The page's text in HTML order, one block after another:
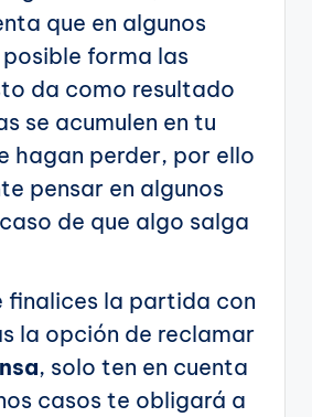
que en algunos
forma las
da como resultado
se acumulen en tu
hagan perder, por ello
pensar en algunos
de que algo salga
finalices la partida con
la opción de reclamar
, solo ten en cuenta
casos te obligará a